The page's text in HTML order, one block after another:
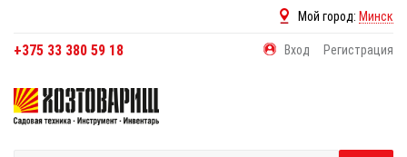
Мой город: Минск
+375 33 380 59 18 Вход Регистрация